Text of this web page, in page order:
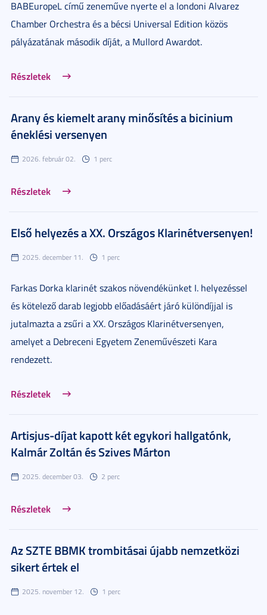
BABEuropeL című zeneműve nyerte el a londoni Alvarez
Chamber Orchestra és a bécsi Universal Edition közös
pályázatának második díját, a Mullord Awardot.
Részletek
Arany és kiemelt arany minősítés a bicinium
éneklési versenyen
2026. február 02. 1 perc
Részletek
Első helyezés a XX. Országos Klarinétversenyen!
2025. december 11. 1 perc
Farkas Dorka klarinét szakos növendékünket I. helyezéssel
és kötelező darab legjobb előadásáért járó különdíjjal is
jutalmazta a zsűri a XX. Országos Klarinétversenyen,
amelyet a Debreceni Egyetem Zeneművészeti Kara
rendezett.
Részletek
Artisjus-díjat kapott két egykori hallgatónk,
Kalmár Zoltán és Szives Márton
2025. december 03. 2 perc
Részletek
Az SZTE BBMK trombitásai újabb nemzetközi
sikert értek el
2025. november 12. 1 perc